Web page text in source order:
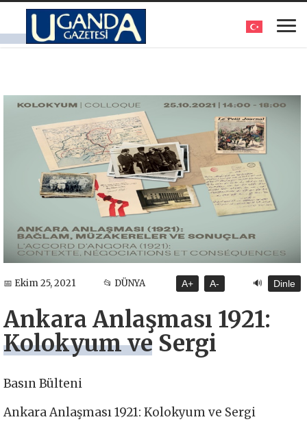
📅 Ekim 25, 2021 📂 DÜNYA A+ A- 🔊 Dinle
Ankara Anlaşması 1921:
Kolokyum ve Sergi
Basın Bülteni
Ankara Anlaşması 1921: Kolokyum ve Sergi